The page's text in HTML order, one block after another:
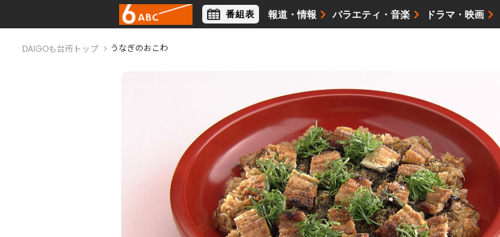
報道・情報 バラエティ・音楽 ドラマ・映画
番組表
DAIGOも台所トップ うなぎのおこわ